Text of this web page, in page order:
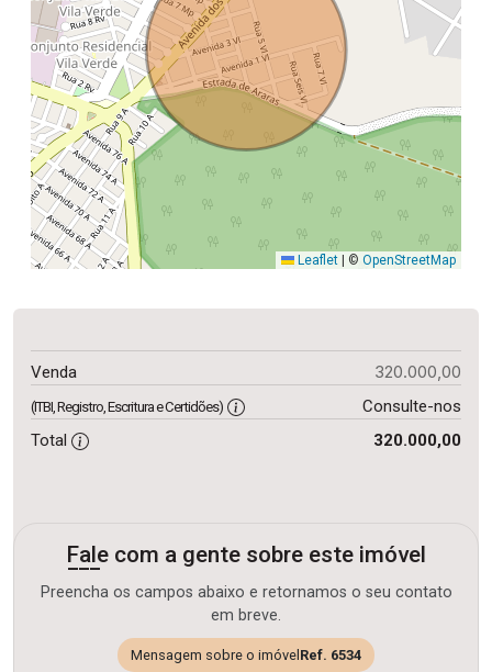
Leaflet © OpenStreetMap
Venda 320.000,00
(ITBI, Registro, Escritura e Certidões)
Consulte-nos
Total
320.000,00
Fale com a gente sobre este imóvel
Preencha os campos abaixo e retornamos o seu contato
em breve.
Mensagem sobre o imóvel Ref. 6534